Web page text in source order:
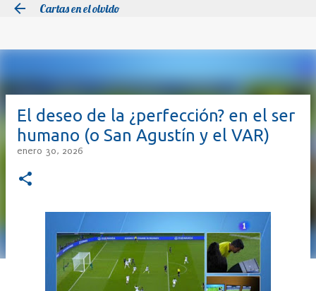
Cartas en el olvido
El deseo de la ¿perfección? en el ser
humano (o San Agustín y el VAR)
enero 30, 2026